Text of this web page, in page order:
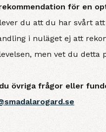
för en
du att du har svårt
i nuläget ej att
men vet du detta
övriga frågor eller